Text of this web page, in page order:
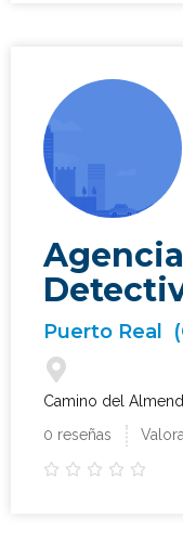
Puerto Real
Camino del
0 reseñas
    